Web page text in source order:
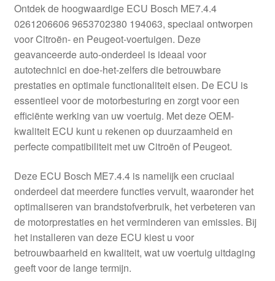
Contact
Kassa
Klachten
Klachtenprocedure
Levering
Mijn account
Over ons
Privacybeleid
Wereldwijde verzending
Ontdek de hoogwaardige ECU Bosch ME7.4.4
0261206606 9653702380 194063, speciaal ontworpen
voor Citroën- en Peugeot-voertuigen. Deze
geavanceerde auto-onderdeel is ideaal voor
autotechnici en doe-het-zelfers die betrouwbare
prestaties en optimale functionaliteit eisen. De ECU is
essentieel voor de motorbesturing en zorgt voor een
efficiënte werking van uw voertuig. Met deze OEM-
kwaliteit ECU kunt u rekenen op duurzaamheid en
perfecte compatibiliteit met uw Citroën of Peugeot.
Deze ECU Bosch ME7.4.4 is namelijk een cruciaal
onderdeel dat meerdere functies vervult, waaronder het
optimaliseren van brandstofverbruik, het verbeteren van
de motorprestaties en het verminderen van emissies. Bij
het installeren van deze ECU kiest u voor
betrouwbaarheid en kwaliteit, wat uw voertuig uitdaging
geeft voor de lange termijn.